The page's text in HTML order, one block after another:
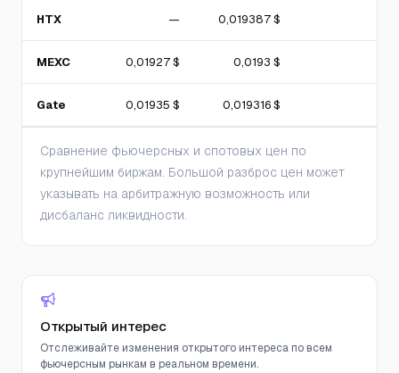
HTX — 0,019387 $
MEXC 0,01927 $ 0,0193 $
Gate 0,01935 $ 0,019316 $
Сравнение фьючерсных и спотовых цен по
крупнейшим биржам. Большой разброс цен может
указывать на арбитражную возможность или
дисбаланс ликвидности.
Открытый интерес
Отслеживайте изменения открытого интереса по всем
фьючерсным рынкам в реальном времени.